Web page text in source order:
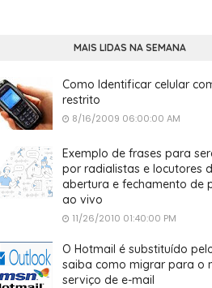
MAIS LIDAS NA SEMANA
Como Identificar celular
restrito
8/16/2009 06:00:00 AM
Exemplo de frases para
por radialistas e locutores
abertura e fechamento de
ao vivo
11/26/2010 01:40:00 PM
O Hotmail é substituído
saiba como migrar para o
serviço de e-mail